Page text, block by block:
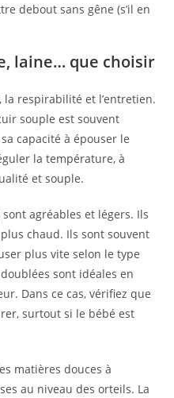
debout sans gêne (s’il en
laine… que choisir
respirabilité et l’entretien.
souple est souvent
capacité à épouser le
la température, à
et souple.
agréables et légers. Ils
chaud. Ils sont souvent
plus vite selon le type
sont idéales en
Dans ce cas, vérifiez que
surtout si le bébé est
matières douces à
au niveau des orteils. La